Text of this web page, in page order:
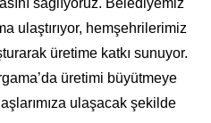
ulaştırıyor, hemşehrilerimiz
üretime katkı sunuyor.
üretimi büyütmeye
ulaşacak şekilde